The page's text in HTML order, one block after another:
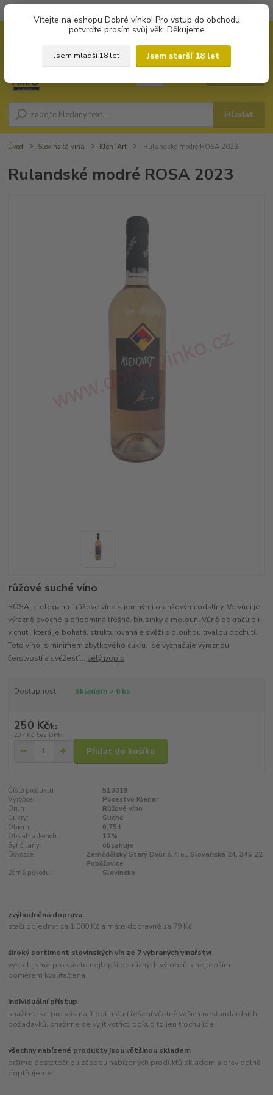
Vítejte na eshopu Dobré vínko! Pro vstup do obchodu
potvrďte prosím svůj věk. Děkujeme
Jsem mladší 18 let
Jsem starší 18 let
Hledat
Úvod Slovinská vína Klen´Art Rulandské modré ROSA 2023
Rulandské modré ROSA 2023
růžové suché víno
ROSA je elegantní růžové víno s jemnými oranžovými odstíny. Ve vůni je
výrazně ovocné a připomíná třešně, brusinky a meloun. Vůně pokračuje i
v chuti, která je bohatá, strukturovaná a svěží s dlouhou trvalou dochutí.
Toto víno, s minimem zbytkového cukru, se vyznačuje výraznou
čerstvostí a svěžestí... celý popis
Dostupnost Skladem > 6 ks
250 Kč/ks
207 Kč bez DPH
Přidat do košíku
Číslo produktu:
510019
Výrobce:
Posestvo Klenar
Druh:
Růžové víno
Cukry:
Suché
Objem:
0,75 l
Obsah alkoholu:
12%
Syřičitany:
obsahuje
Dovozce:
Zemědělský Starý Dvůr s. r. o., Slovanská 24, 345 22
Poběžovice
Země původu:
Slovinsko
zvýhodněná doprava
stačí objednat za 1.000 Kč a máte dopravné za 79 Kč
široký sortiment slovinských vín ze 7 vybraných vinařství
vybrali jsme pro vás to nejlepší od různých výrobců s nejlepším
poměrem kvalita/cena
individuální přístup
snažíme se pro vás najít optimální řešení včetně vašich nestandardních
požadavků, snažíme se vyjít vstříct, pokud to jen trochu jde
všechny nabízené produkty jsou většinou skladem
držíme dostatečnou zásobu nabízených produktů skladem a pravidelně
doplňujeme